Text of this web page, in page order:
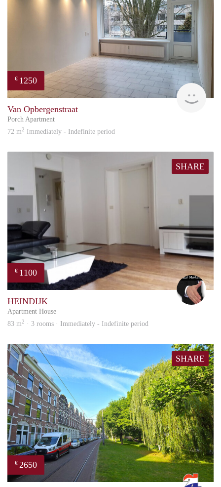
€ 1250
Van Opbergenstraat
Porch Apartment
72 m2 Immediately - Indefinite period
SHARE
€ 1100
Alex
HEINDIJK
Apartment House
83 m2 · 3 rooms · Immediately - Indefinite period
SHARE
€ 2650